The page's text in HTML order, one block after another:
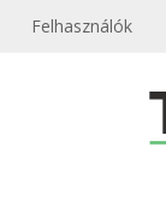
Felhasználók